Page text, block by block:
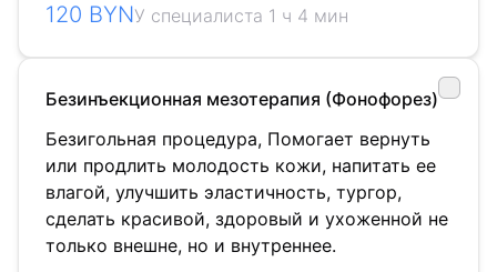
120 BYNУ специалиста 1 ч 4 мин
Безинъекционная мезотерапия (Фонофорез)
Безигольная процедура, Помогает вернуть
или продлить молодость кожи, напитать ее
влагой, улучшить эластичность, тургор,
сделать красивой, здоровый и ухоженной не
только внешне, но и внутреннее.